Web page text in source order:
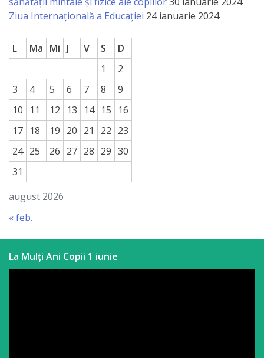
a
paginii
web
Contacte
Ziua Internațională a Educației 24 ianuarie 2024
august 2026
L Ma Mi J V S
D
1
2
3
4 5 6 7 8
9
10
11 12 13 14 15
16
17 18 19 20 21 22 23
24 25 26 27 28 29 30
31
« feb.
La Mulți Ani Copii 1 iunie